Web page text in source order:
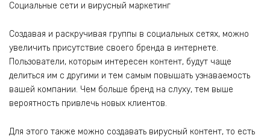
Социальные сети и вирусный маркетинг
Создавая и раскручивая группы в социальных сетях, можно
увеличить присутствие своего бренда в интернете.
Пользователи, которым интересен контент, будут чаще
делиться им с другими и тем самым повышать узнаваемость
вашей компании. Чем больше бренд на слуху, тем выше
вероятность привлечь новых клиентов.
Для этого также можно создавать вирусный контент, то есть